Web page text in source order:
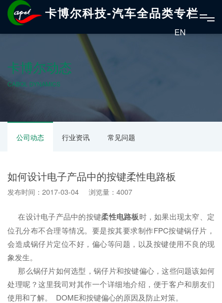
卡博尔科技-汽车全品类专栏
EN
卡博尔动态
CABOL DYNAMICS
公司动态 行业资讯 常见问题
如何设计电子产品中的按键柔性电路板
发布时间：2017-03-04 浏览量：4007
在设计电子产品中的按键柔性电路板时，如果出现太窄、定
位孔分布不合理等情况。要是按其要求制作FPC按键锅仔片，
会造成锅仔片定位不好，偏心等问题，以及按键使用不良的现
象发生。
那么锅仔片如何选型，锅仔片和按键偏心，这些问题该如何
处理呢？这里我司对其作一个详细地介绍，便于客户和朋友们
使用和了解。 DOME和按键偏心的原因及防止对策。